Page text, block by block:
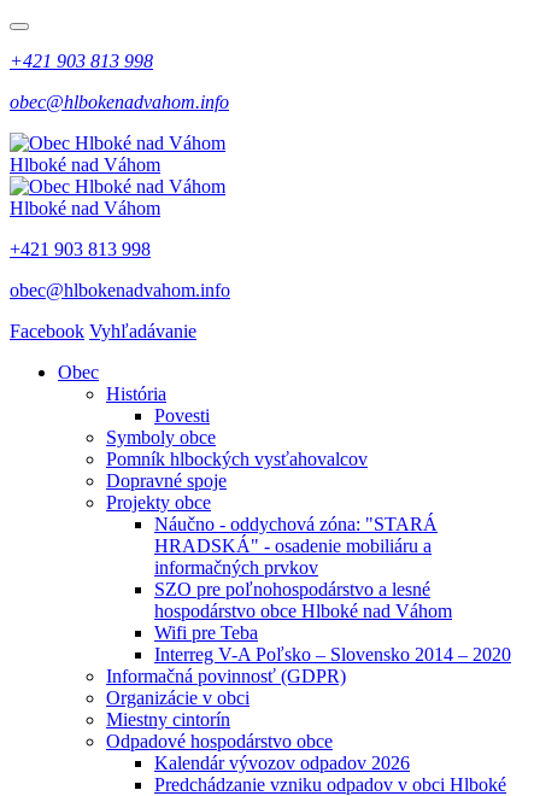
+421 903 813 998
obec@hlbokenadvahom.info
Hlboké nad Váhom
Hlboké nad Váhom
+421 903 813 998
obec@hlbokenadvahom.info
Facebook Vyhľadávanie
Obec
História
Povesti
Symboly obce
Pomník hlbockých vysťahovalcov
Dopravné spoje
Projekty obce
Náučno - oddychová zóna: "STARÁ
HRADSKÁ" - osadenie mobiliáru a
informačných prvkov
SZO pre poľnohospodárstvo a lesné
hospodárstvo obce Hlboké nad Váhom
Wifi pre Teba
Interreg V-A Poľsko – Slovensko 2014 – 2020
Informačná povinnosť (GDPR)
Organizácie v obci
Miestny cintorín
Odpadové hospodárstvo obce
Kalendár vývozov odpadov 2026
Predchádzanie vzniku odpadov v obci Hlboké